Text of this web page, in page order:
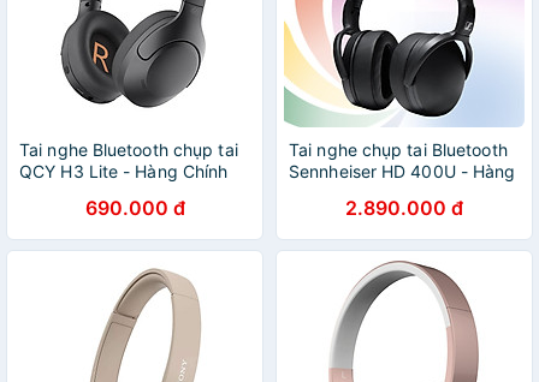
Tai nghe Bluetooth chụp tai
QCY H3 Lite - Hàng Chính
690.000 đ
Tai nghe chụp tai Bluetooth
Sennheiser HD 400U - Hàng
2.890.000 đ